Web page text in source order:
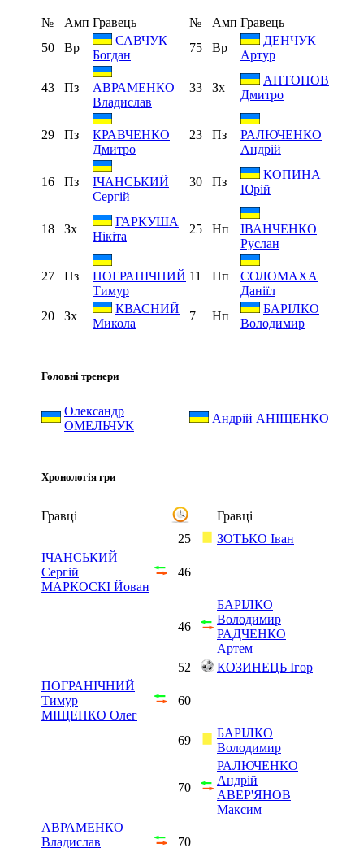
№ Амп Гравець № Амп Гравець
50
Вр
САВЧУК
Богдан
75 Вр
ДЕНЧУК
Артур
43 Пз
АВРАМЕНКО
Владислав
33 Зх
АНТОНОВ
Дмитро
29 Пз
КРАВЧЕНКО
Дмитро
23 Пз
РАЛЮЧЕНКО
Андрій
16 Пз
ІЧАНСЬКИЙ
Сергій
30 Пз
КОПИНА
Юрій
18 Зх
ГАРКУША
Нікіта
25 Нп
ІВАНЧЕНКО
Руслан
27 Пз
ПОГРАНІЧНИЙ
Тимур
11 Нп
СОЛОМАХА
Даніїл
20
Зх
КВАСНИЙ
Микола
7 Нп
БАРІЛКО
Володимир
Головні тренери
Олександр
ОМЕЛЬЧУК
Андрій АНІЩЕНКО
Хронологія гри
Гравці
Гравці
25
ЗОТЬКО Іван
ІЧАНСЬКИЙ
Сергій
МАРКОСКІ Йован
46
46
БАРІЛКО
Володимир
РАДЧЕНКО
Артем
52
КОЗИНЕЦЬ Ігор
ПОГРАНІЧНИЙ
Тимур
МІЩЕНКО Олег
60
69
БАРІЛКО
Володимир
70
РАЛЮЧЕНКО
Андрій
АВЕР'ЯНОВ
Максим
АВРАМЕНКО
Владислав
70